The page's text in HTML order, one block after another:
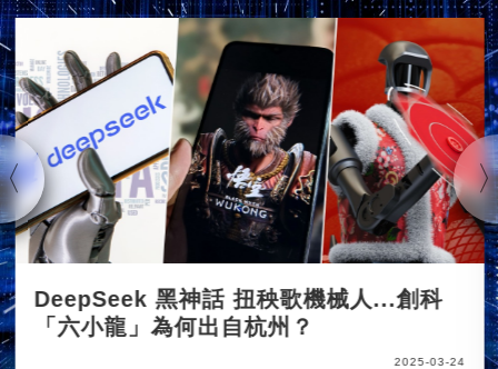
DeepSeek 黑神話 扭秧歌機械人...創科
「六小龍」為何出自杭州？
2025-03-24